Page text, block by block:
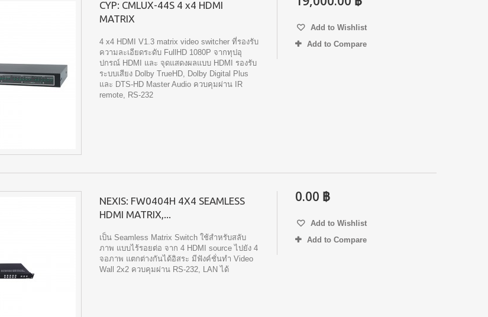
CYP: CMLUX-44S 4 x4 HDMI
MATRIX
4 x4 HDMI V1.3 matrix video switcher ที่รองรับ
ความละเอียดระดับ FullHD 1080P จากทุปอุ
ปกรณ์ HDMI และ จุดแสดงผลแบบ HDMI รองรับ
ระบบเสียง Dolby TrueHD, Dolby Digital Plus
และ DTS-HD Master Audio ควบคุมผ่าน IR
remote, RS-232
Add to Wishlist
Add to Compare
NEXIS: FW0404H 4X4 SEAMLESS
HDMI MATRIX,...
เป็น Seamless Matrix Switch ใช้สำหรับสลับ
ภาพ แบบไร้รอยต่อ จาก 4 HDMI source ไปยัง 4
จอภาพ แตกต่างกันได้อิสระ มีฟังค์ชั่นทำ Video
Wall 2x2 ควบคุมผ่าน RS-232, LAN ได้
0.00 ฿
Add to Wishlist
Add to Compare